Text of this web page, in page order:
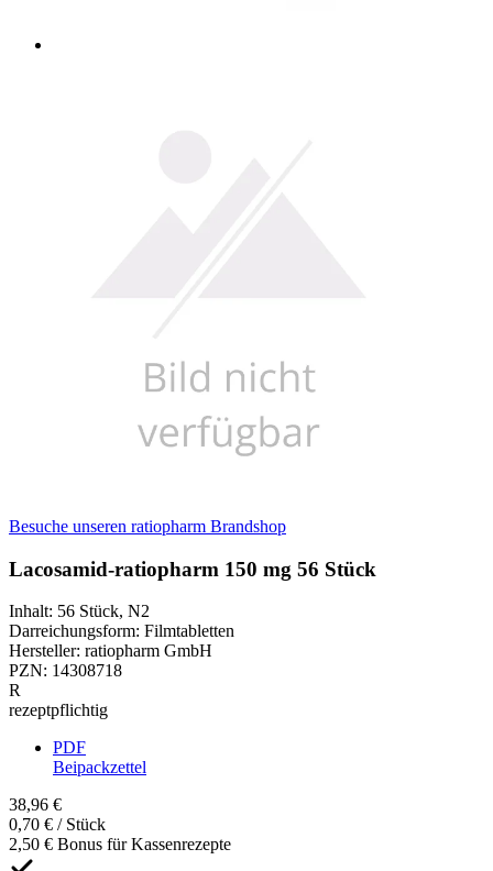
Besuche unseren ratiopharm Brandshop
Lacosamid-ratiopharm 150 mg 56 Stück
Inhalt: 56 Stück, N2
Darreichungsform: Filmtabletten
Hersteller: ratiopharm GmbH
PZN: 14308718
R
rezeptpflichtig
PDF
Beipackzettel
38,96 €
0,70 € / Stück
2,50 € Bonus für Kassenrezepte